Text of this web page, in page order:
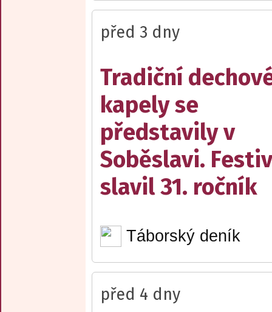
před 3 dny
Tradiční
kapely se
představily v
Soběslavi.
slavil 31. ročník
Táborský deník
před 4 dny